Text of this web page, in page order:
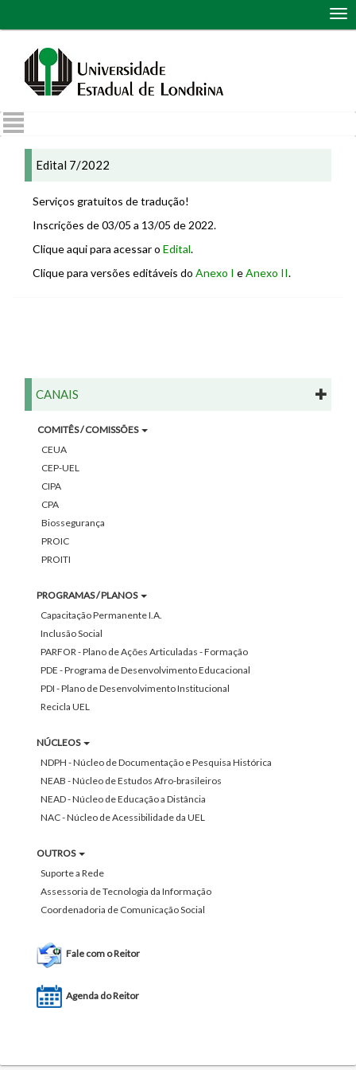
Edital 7/2022
Serviços gratuitos de tradução!
Inscrições de 03/05 a 13/05 de 2022.
Clique aqui para acessar o Edital.
Clique para versões editáveis do Anexo I eAnexo II.
CANAIS
COMITÊS / COMISSÕES
CEUA
CEP-UEL
CIPA
CPA
Biossegurança
PROIC
PROITI
PROGRAMAS / PLANOS
Capacitação Permanente I.A.
Inclusão Social
PARFOR - Plano de Ações Articuladas - Formação
PDE - Programa de Desenvolvimento Educacional
PDI - Plano de Desenvolvimento Institucional
Recicla UEL
NÚCLEOS
NDPH - Núcleo de Documentação e Pesquisa Histórica
NEAB - Núcleo de Estudos Afro-brasileiros
NEAD - Núcleo de Educação a Distância
NAC - Núcleo de Acessibilidade da UEL
OUTROS
Suporte a Rede
Assessoria de Tecnologia da Informação
Coordenadoria de Comunicação Social
Fale com o Reitor
Agenda do Reitor